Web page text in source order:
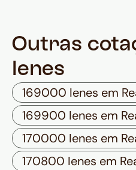
Outras
Ienes
169000 Ienes em
169900 Ienes em
170000 Ienes em
170800 Ienes em